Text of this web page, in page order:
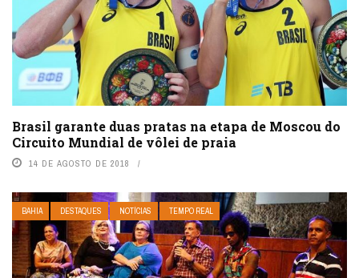
Brasil garante duas pratas na etapa de Moscou do
Circuito Mundial de vôlei de praia
14 DE AGOSTO DE 2018
BAHIA DESTAQUES NOTÍCIAS TEMPO REAL